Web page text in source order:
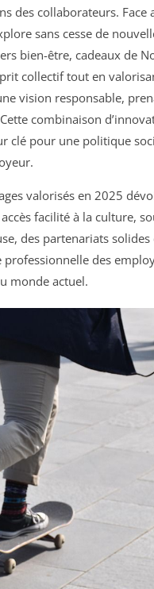
des collaborateurs.
sans cesse de
bien-être, cadeaux de
collectif tout en
vision responsable,
combinaison
clé pour une politique
valorisés en 2025
facilité à la culture,
des partenariats
des
monde actuel.